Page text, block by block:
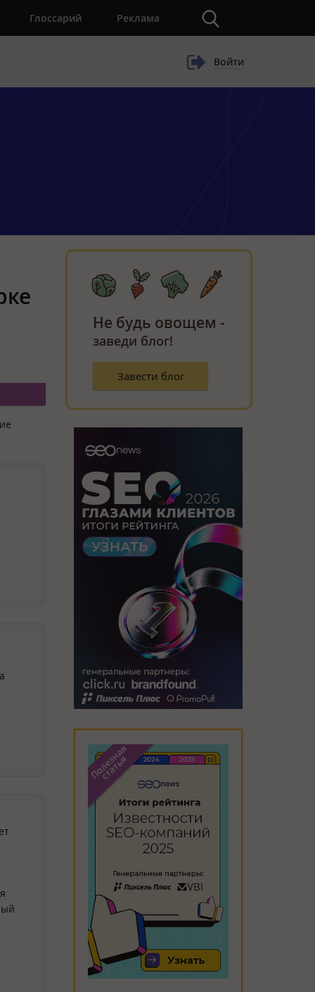
Глоссарий Реклама
Войти
Не будь овощем -
заведи блог!
Завести блог